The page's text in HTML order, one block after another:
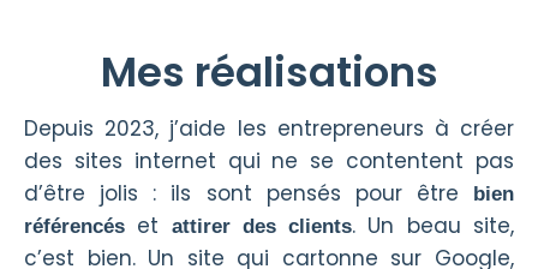
Mes réalisations
Depuis 2023, j’aide les entrepreneurs à créer
des sites internet qui ne se contentent pas
d’être jolis : ils sont pensés pour être
bien
référencés et attirer des clients. Un beau site,
c’est bien. Un site qui cartonne sur Google,